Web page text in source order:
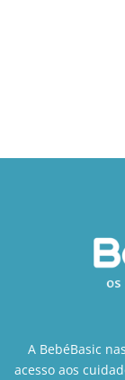
A BebéBasic
acesso aos